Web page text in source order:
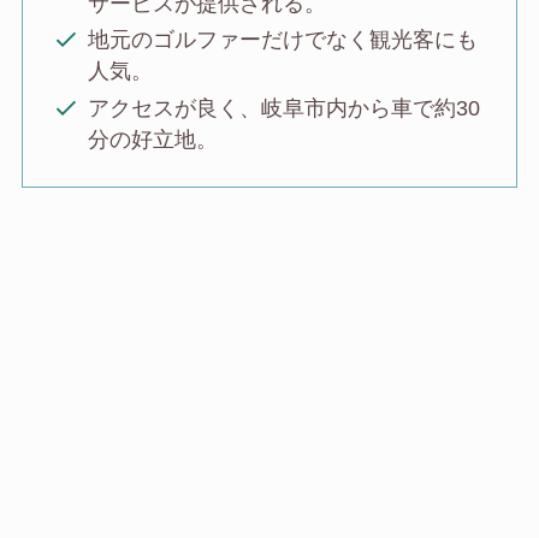
地元のゴルファーだけでなく観光客にも
人気。
アクセスが良く、岐阜市内から車で約30
分の好立地。